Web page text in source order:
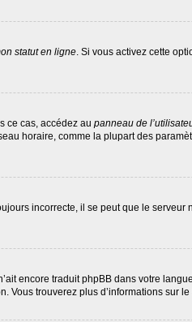
statut en ligne. Si vous activez cette
ce cas, accédez au panneau de
horaire, comme la plupart des
incorrecte, il se peut que le
encore traduit phpBB dans votre
Vous trouverez plus d’informations sur